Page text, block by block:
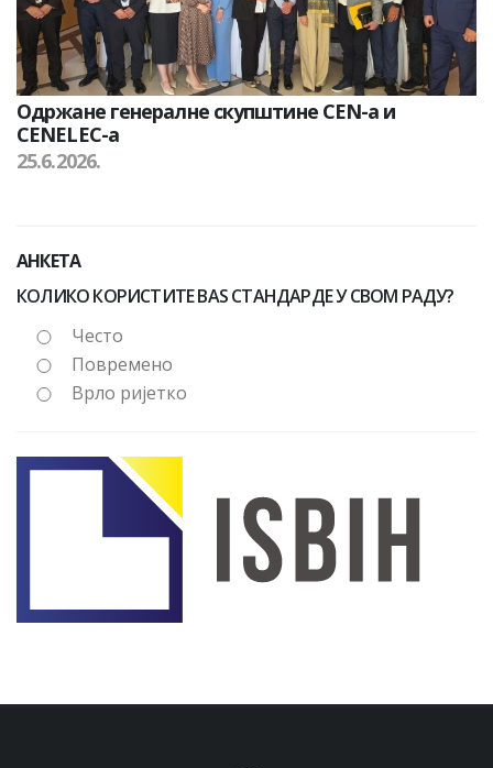
Одржане генералне скупштине CEN-а и
CENELEC-а
25.6.2026.
АНКЕТА
КОЛИКО КОРИСТИТЕ BAS СТАНДАРДЕ У СВОМ РАДУ?
Често
Повремено
Врло ријетко